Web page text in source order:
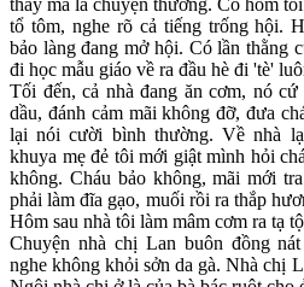
tổ tôm, nghe rõ cả tiếng trống hội.
bảo làng đang mở hội. Có lần thằng
đi học mẫu giáo về ra đầu hè đi 'tè'
Tối đến, cả nhà đang ăn cơm, nó
dầu, đánh cảm mãi không đỡ, đưa
lại nói cười bình thường. Về nhà
khuya mẹ đẻ tôi mới giật mình hỏi
không. Cháu bảo không, mãi mới
phải làm đĩa gạo, muối rồi ra thắp
Hôm sau nhà tôi làm mâm cơm ra tạ
Chuyện nhà chị Lan buôn đồng
nghe không khỏi sởn da gà. Nhà chị